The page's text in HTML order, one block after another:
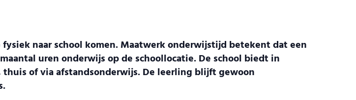
naar school komen. Maatwerk onderwijstijd betekent dat een
uren onderwijs op de schoollocatie. De school biedt in
thuis of via afstandsonderwijs. De leerling blijft gewoon